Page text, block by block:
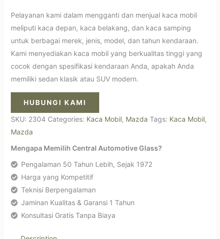
Pelayanan kami dalam mengganti dan menjual kaca mobil
meliputi kaca depan, kaca belakang, dan kaca samping
untuk berbagai merek, jenis, model, dan tahun kendaraan.
Kami menyediakan kaca mobil yang berkualitas tinggi yang
cocok dengan spesifikasi kendaraan Anda, apakah Anda
memiliki sedan klasik atau SUV modern.
HUBUNGI KAMI
SKU: 2304 Categories: Kaca Mobil, Mazda Tags: Kaca Mobil,
Mazda
Mengapa Memilih Central Automotive Glass?
Pengalaman 50 Tahun Lebih, Sejak 1972
Harga yang Kompetitif
Teknisi Berpengalaman
Jaminan Kualitas & Garansi 1 Tahun
Konsultasi Gratis Tanpa Biaya